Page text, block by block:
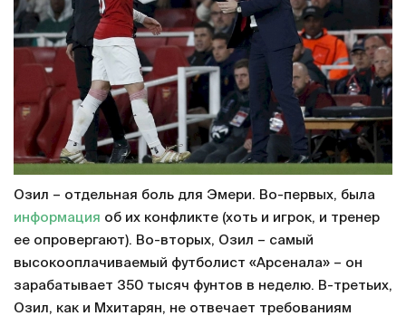
Озил – отдельная боль для Эмери. Во-первых, была
информация об их конфликте (хоть и игрок, и тренер
ее опровергают). Во-вторых, Озил – самый
высокооплачиваемый футболист «Арсенала» – он
зарабатывает 350 тысяч фунтов в неделю. В-третьих,
Озил, как и Мхитарян, не отвечает требованиям